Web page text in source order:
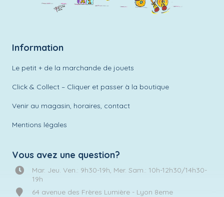
Information
Le petit + de la marchande de jouets
Click & Collect – Cliquer et passer à la boutique
Venir au magasin, horaires, contact
Mentions légales
Vous avez une question?
Mar. Jeu. Ven.: 9h30-19h, Mer. Sam.: 10h-12h30/14h30-
19h
64 avenue des Frères Lumière - Lyon 8eme